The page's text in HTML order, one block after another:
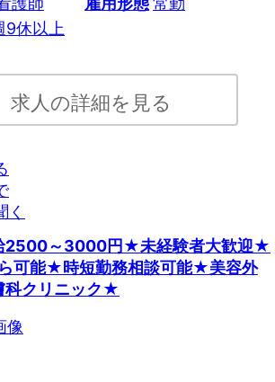
9休以上
求人の詳細を見る
く
2500～3000円★未経験者大歓迎★
可能★時短勤務相談可能★美容外
科クリニック★